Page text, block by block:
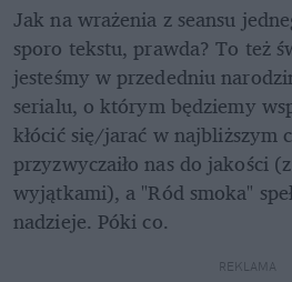
Jak na wrażenia z seansu
sporo tekstu, prawda? To też
jesteśmy w przededniu
serialu, o którym będziemy
kłócić się/jarać w najbliższym
przyzwyczaiło nas do jakości
wyjątkami), a "Ród smoka"
nadzieje. Póki co.
REKLAMA